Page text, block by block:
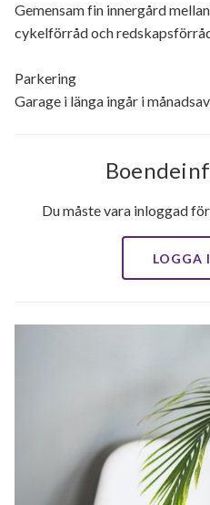
Gemensam fin innergård
cykelförråd och
Parkering
Garage i länga ingår i
Du måste vara inloggad
LOGGA